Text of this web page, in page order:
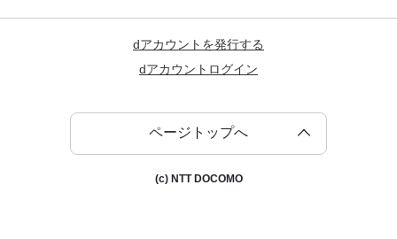
dアカウントを発行する
dアカウントログイン
ページトップへ
(c) NTT DOCOMO